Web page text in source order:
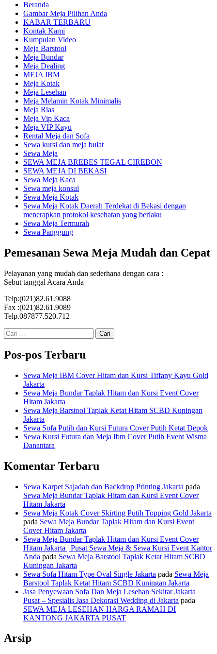
Beranda
Gambar Meja Pilihan Anda
KABAR TERBARU
Kontak Kami
Kumpulan Video
Meja Barstool
Meja Bundar
Meja Dealing
MEJA IBM
Meja Kotak
Meja Lesehan
Meja Melamin Kotak Minimalis
Meja Rias
Meja Vip Kaca
Meja VIP Kayu
Rental Meja dan Sofa
Sewa kursi dan meja bulat
Sewa Meja
SEWA MEJA BREBES TEGAL CIREBON
SEWA MEJA DI BEKASI
Sewa Meja Kaca
Sewa meja konsul
Sewa Meja Kotak
Sewa Meja Kotak Daerah Terdekat di Bekasi dengan
menerapkan protokol kesehatan yang berlaku
Sewa Meja Termurah
Sewa Panggung
Pemesanan Sewa Meja Mudah dan Cepat
Pelayanan yang mudah dan sederhana dengan cara :
Sebut tanggal Acara Anda
Telp:(021)82.61.9088
Fax :(021)82.61.9089
Telp.087877.520.712
Cari
untuk:
Pos-pos Terbaru
Sewa Meja IBM Cover Hitam dan Kursi Tiffany Kayu Gold
Jakarta
Sewa Meja Bundar Taplak Hitam dan Kursi Event Cover
Hitam Jakarta
Sewa Meja Barstool Taplak Ketat Hitam SCBD Kuningan
Jakarta
Sewa Sofa Putih dan Kursi Futura Cover Putih Ketat Depok
Sewa Kursi Futura dan Meja Ibm Cover Putih Event Wisma
Danantara
Komentar Terbaru
Sewa Karpet Sajadah dan Backdrop Printing Jakarta pada
Sewa Meja Bundar Taplak Hitam dan Kursi Event Cover
Hitam Jakarta
Sewa Meja Kotak Cover Skirting Putih Topping Gold Jakarta
pada Sewa Meja Bundar Taplak Hitam dan Kursi Event
Cover Hitam Jakarta
Sewa Meja Bundar Taplak Hitam dan Kursi Event Cover
Hitam Jakarta | Pusat Sewa Meja & Sewa Kursi Event Kantor
Anda pada Sewa Meja Barstool Taplak Ketat Hitam SCBD
Kuningan Jakarta
Sewa Sofa Hitam Type Oval Single Jakarta pada Sewa Meja
Barstool Taplak Ketat Hitam SCBD Kuningan Jakarta
Jasa Penyewaan Sofa Dan Meja Lesehan Sekitar Jakarta
Pusat – Spesialis Jasa Dekorasi Wedding di Jakarta pada
SEWA MEJA LESEHAN HARGA RAMAH DI
KANTONG JAKARTA PUSAT
Arsip